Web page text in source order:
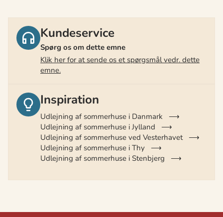
Kundeservice
Spørg os om dette emne
Klik her for at sende os et spørgsmål vedr. dette
emne.
Inspiration
Udlejning af sommerhuse i Danmark
Udlejning af sommerhuse i Jylland
Udlejning af sommerhuse ved Vesterhavet
Udlejning af sommerhuse i Thy
Udlejning af sommerhuse i Stenbjerg